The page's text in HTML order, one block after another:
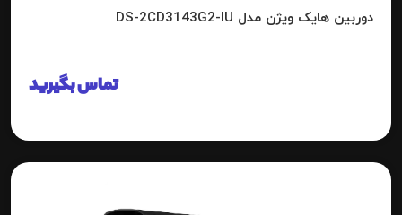
دوربین هایک ویژن مدل DS-2CD3143G2-IU
تماس بگیرید